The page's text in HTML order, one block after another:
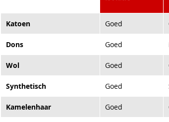
Katoen Goed
Dons Goed
Wol Goed
Synthetisch Goed
Kamelenhaar Goed